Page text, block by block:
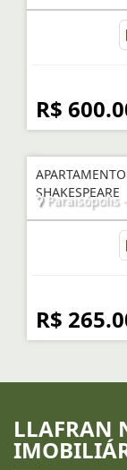
R$
SHAKESPEARE
R$